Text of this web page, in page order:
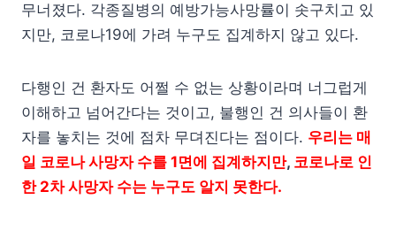
무너졌다. 각종질병의 예방가능사망률이 솟구치고 있
지만, 코로나19에 가려 누구도 집계하지 않고 있다.
다행인 건 환자도 어쩔 수 없는 상황이라며 너그럽게
이해하고 넘어간다는 것이고, 불행인 건 의사들이 환
자를 놓치는 것에 점차 무뎌진다는 점이다. 우리는 매
일 코로나 사망자 수를 1면에 집계하지만, 코로나로 인
한 2차 사망자 수는 누구도 알지 못한다.